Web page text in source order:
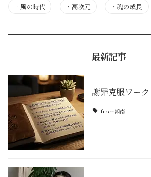
・ 風の時代 ・高次元 ・魂の成長
最新記事
謝罪克服ワーク
from湘南